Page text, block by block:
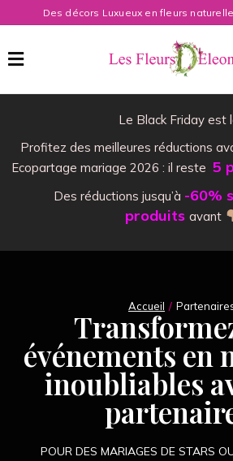
Des décors Luxueux en fleurs
Le Black Friday est
Profitez des meilleures réductions
Ecopartage mariage 2026 : il reste 5
Des réductions jusqu’à -60%
produits avant
Accueil
événements en
inoubliables
POUR DES MARIAGES DE STARS